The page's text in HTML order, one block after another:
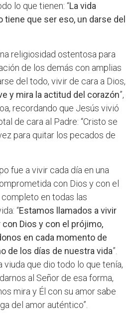
lo que tienen: “La vida
tiene que ser eso, un darse del
religiosidad ostentosa para
de los demás con amplias
del todo, vivir de cara a Dios,
y mira la actitud del corazón”,
recordando que Jesús vivió
de cara al Padre: “Cristo se
para quitar los pecados de
fue a vivir cada día en una
con Dios y con el
en todas las
“Estamos llamados a vivir
Dios y con el prójimo,
en cada momento de
de los días de nuestra vida”.
viuda que dio todo lo que tenía,
al Señor de esa forma,
mira y Él con su amor sabe
del amor auténtico”.